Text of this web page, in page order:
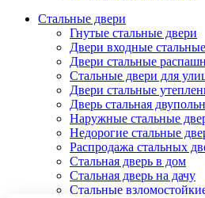
Стальные двери
Гнутые стальные двери
Двери входные
Двери стальные
Стальные двери для
Двери стальные
Дверь стальная
Наружные стальные
Недорогие стальные
Распродажа стальных
Стальная дверь в дом
Стальная дверь на дачу
Стальные